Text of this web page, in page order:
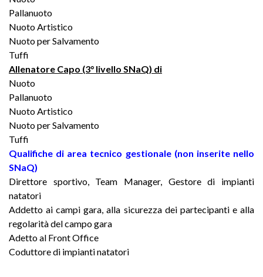
Pallanuoto
Nuoto Artistico
Nuoto per Salvamento
Tuffi
Allenatore Capo (3° livello SNaQ) di
Nuoto
Pallanuoto
Nuoto Artistico
Nuoto per Salvamento
Tuffi
Qualifiche di area tecnico gestionale (non inserite nello
SNaQ)
Direttore sportivo, Team Manager, Gestore di impianti
natatori
Addetto ai campi gara, alla sicurezza dei partecipanti e alla
regolarità del campo gara
Adetto al Front Office
Coduttore di impianti natatori